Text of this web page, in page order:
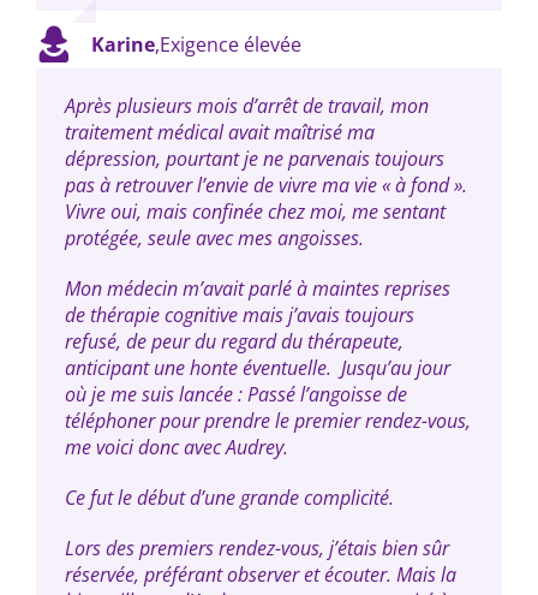
Karine,Exigence élevée
Après plusieurs mois d’arrêt de travail, mon
traitement médical avait maîtrisé ma
dépression, pourtant je ne parvenais toujours
pas à retrouver l’envie de vivre ma vie « à fond ».
Vivre oui, mais confinée chez moi, me sentant
protégée, seule avec mes angoisses.
Mon médecin m’avait parlé à maintes reprises
de thérapie cognitive mais j’avais toujours
refusé, de peur du regard du thérapeute,
anticipant une honte éventuelle. Jusqu’au jour
où je me suis lancée : Passé l’angoisse de
téléphoner pour prendre le premier rendez-vous,
me voici donc avec Audrey.
Ce fut le début d’une grande complicité.
Lors des premiers rendez-vous, j’étais bien sûr
réservée, préférant observer et écouter. Mais la